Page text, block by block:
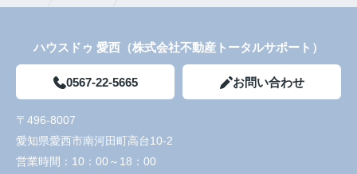
ハウスドゥ 愛西（株式会社不動産トータルサポート）
0567-22-5665 お問い合わせ
〒496-8007
愛知県愛西市南河田町高台10-2
営業時間： 10：00～18：00